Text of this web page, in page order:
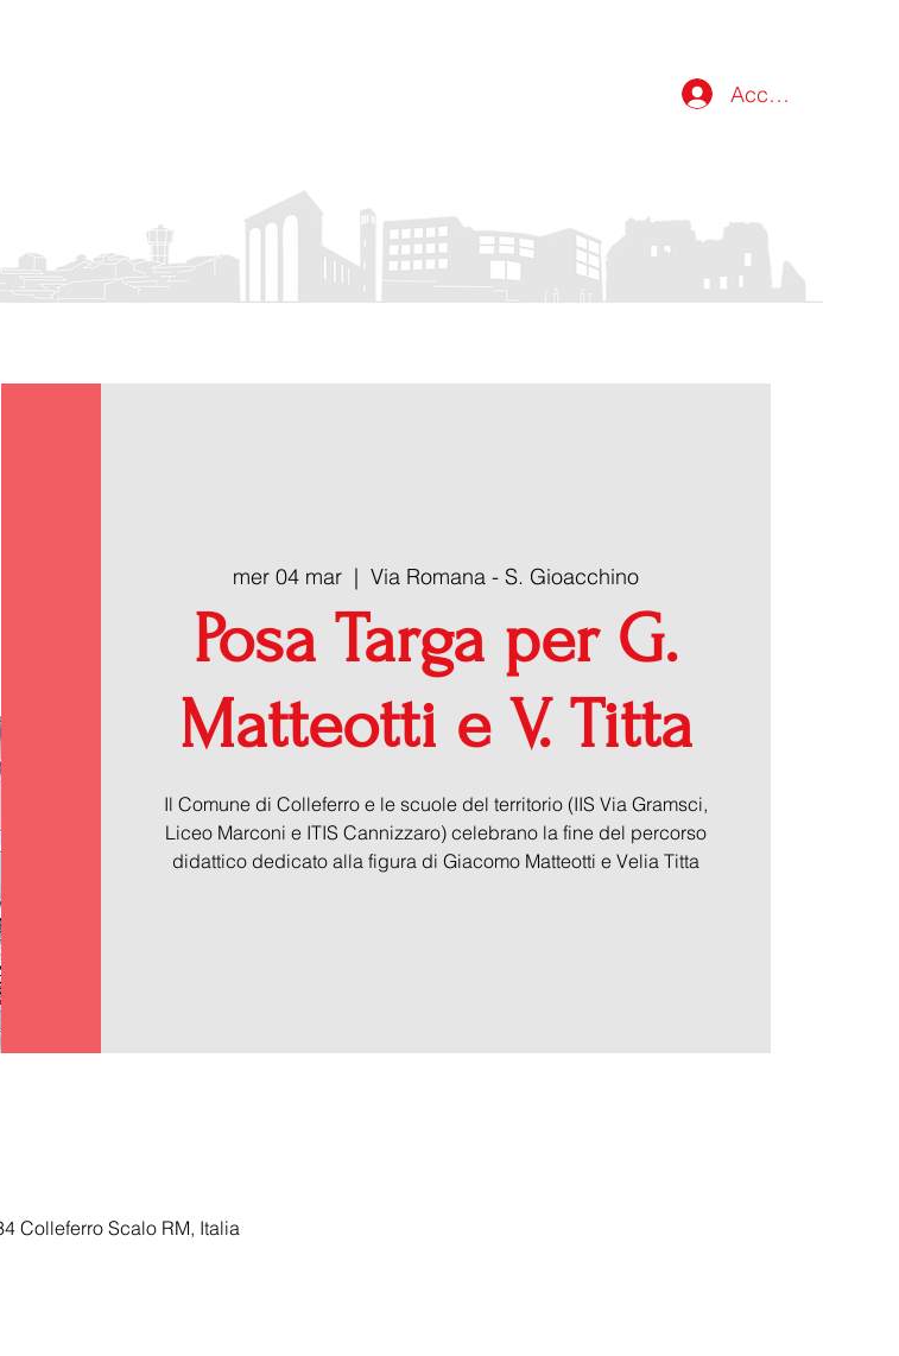
Accedi
mer 04 mar
  |
Via Romana - S. Gioacchino
Posa Targa per G.
Matteotti e V. Titta
Il Comune di Colleferro e le scuole del territorio (IIS Via Gramsci,
Liceo Marconi e ITIS Cannizzaro) celebrano la fine del percorso
didattico dedicato alla figura di Giacomo Matteotti e Velia Titta
Colleferro Scalo RM, Italia